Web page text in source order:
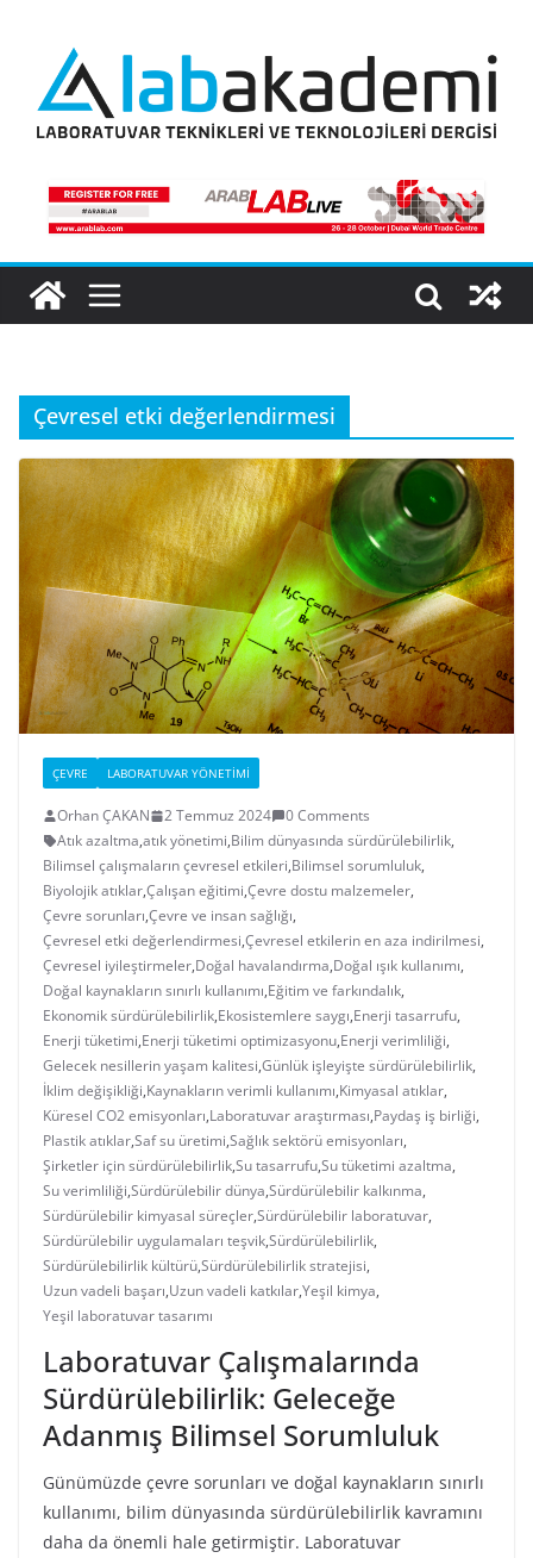
content
Çevresel etki değerlendirmesi
ÇEVRE LABORATUVAR YÖNETIMI
Orhan ÇAKAN 2 Temmuz 2024
0 Comments
Atık azaltma,atık yönetimi,Bilim dünyasında sürdürülebilirlik,
Bilimsel çalışmaların çevresel etkileri,Bilimsel sorumluluk,
Biyolojik atıklar,Çalışan eğitimi,Çevre dostu malzemeler,
Çevre sorunları,Çevre ve insan sağlığı,
Çevresel etki değerlendirmesi,Çevresel etkilerin en aza indirilmesi,
Çevresel iyileştirmeler,Doğal havalandırma,Doğal ışık kullanımı,
Doğal kaynakların sınırlı kullanımı,Eğitim ve farkındalık,
Ekonomik sürdürülebilirlik,Ekosistemlere saygı,Enerji tasarrufu,
Enerji tüketimi,Enerji tüketimi optimizasyonu,Enerji verimliliği,
Gelecek nesillerin yaşam kalitesi,Günlük işleyişte sürdürülebilirlik,
İklim değişikliği,Kaynakların verimli kullanımı,Kimyasal atıklar,
Küresel CO2 emisyonları,Laboratuvar araştırması,Paydaş iş birliği,
Plastik atıklar,Saf su üretimi,Sağlık sektörü emisyonları,
Şirketler için sürdürülebilirlik,Su tasarrufu,Su tüketimi azaltma,
Su verimliliği,Sürdürülebilir dünya,Sürdürülebilir kalkınma,
Sürdürülebilir kimyasal süreçler,Sürdürülebilir laboratuvar,
Sürdürülebilir uygulamaları teşvik,Sürdürülebilirlik,
Sürdürülebilirlik kültürü,Sürdürülebilirlik stratejisi,
Uzun vadeli başarı,Uzun vadeli katkılar,Yeşil kimya,
Yeşil laboratuvar tasarımı
Laboratuvar Çalışmalarında
Sürdürülebilirlik: Geleceğe
Adanmış Bilimsel Sorumluluk
Günümüzde çevre sorunları ve doğal kaynakların sınırlı
kullanımı, bilim dünyasında sürdürülebilirlik kavramını
daha da önemli hale getirmiştir. Laboratuvar